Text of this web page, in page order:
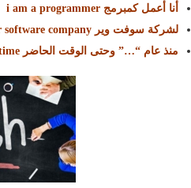
أنا أعمل كمبرمج i am a programmer
لشركة سوفت وير for software company
منذ عام “…” وحتى الوقت الحاضر since “…’ till present time